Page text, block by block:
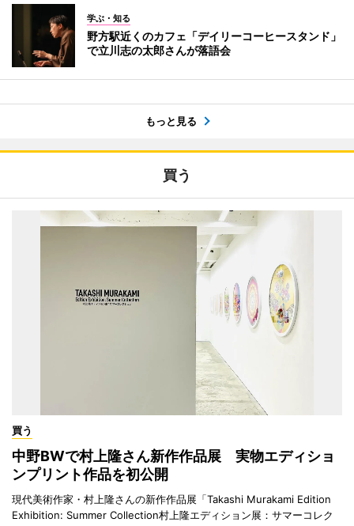
学ぶ・知る
野方駅近くのカフェ「デイリーコーヒースタンド」
で立川志の太郎さんが落語会
もっと見る
買う
買う
中野BWで村上隆さん新作作品展 実物エディショ
ンプリント作品を初公開
現代美術作家・村上隆さんの新作作品展「Takashi Murakami Edition
Exhibition: Summer Collection村上隆エディション展：サマーコレク